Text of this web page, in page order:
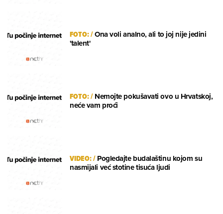
FOTO:/Ona voli analno, ali to joj nije jedini
'talent'
FOTO:/Nemojte pokušavati ovo u Hrvatskoj,
neće vam proći
VIDEO:/Pogledajte budalaštinu kojom su
nasmijali već stotine tisuća ljudi